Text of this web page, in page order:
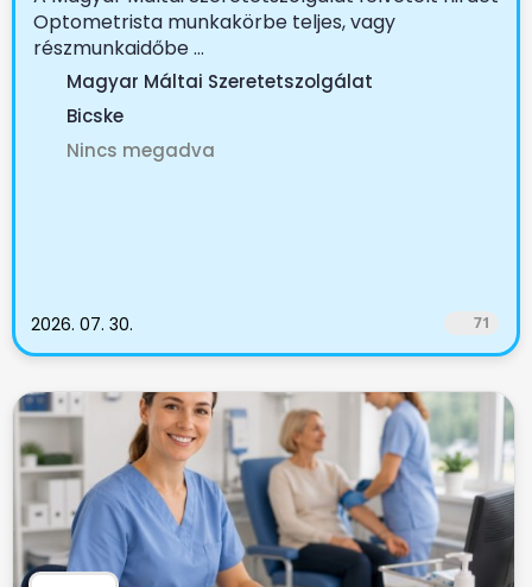
Optometrista munkakörbe teljes, vagy
részmunkaidőbe ...
Magyar Máltai Szeretetszolgálat
Bicske
Nincs megadva
2026. 07. 30. 71